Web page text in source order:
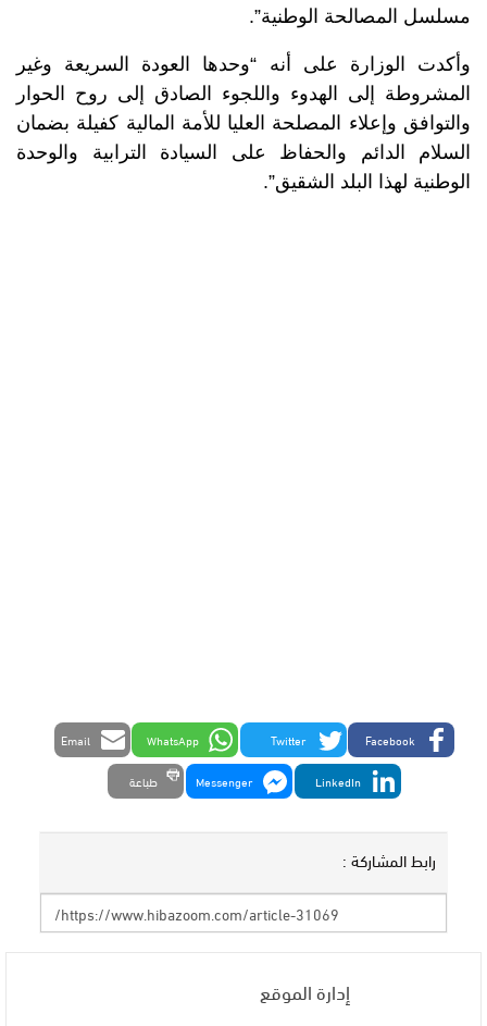
مسلسل المصالحة الوطنية”.
وأكدت الوزارة على أنه “وحدها العودة السريعة وغير
المشروطة إلى الهدوء واللجوء الصادق إلى روح الحوار
والتوافق وإعلاء المصلحة العليا للأمة المالية كفيلة بضمان
السلام الدائم والحفاظ على السيادة الترابية والوحدة
الوطنية لهذا البلد الشقيق”.
Facebook
Twitter
WhatsApp
Email
LinkedIn
Messenger طباعة
رابط المشاركة :
إدارة الموقع